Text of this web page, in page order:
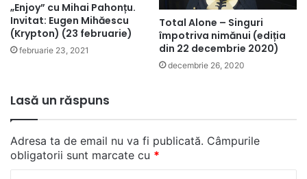
„Enjoy” cu Mihai Pahonțu.
Invitat: Eugen Mihăescu
(Krypton) (23 februarie)
februarie 23, 2021
Total Alone – Singuri
împotriva nimănui (ediția
din 22 decembrie 2020)
decembrie 26, 2020
Lasă un răspuns
Adresa ta de email nu va fi publicată. Câmpurile
obligatorii sunt marcate cu *